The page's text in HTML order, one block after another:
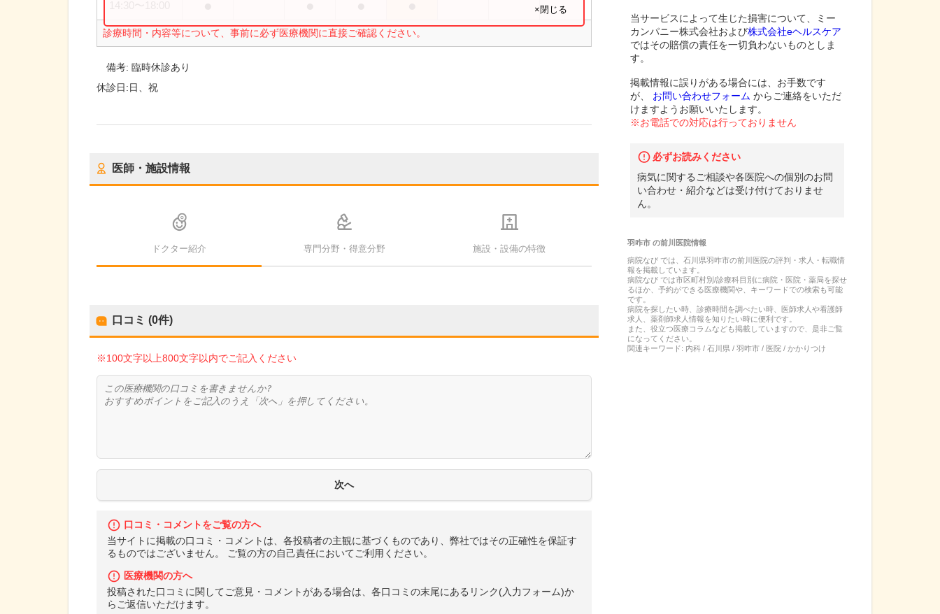
診療時間・内容等について、事前に必ず医療機関に直接ご確認ください。
×閉じる
備考:臨時休診あり
休診日:日、祝
医師・施設情報
ドクター紹介 専門分野・得意分野 施設・設備の特徴
口コミ (0件)
※100文字以上800文字以内でご記入ください
口コミ・コメントをご覧の方へ
当サイトに掲載の口コミ・コメントは、各投稿者の主観に基づくものであり、弊社ではその正確性を保証す
るものではございません。 ご覧の方の自己責任においてご利用ください。
医療機関の方へ
投稿された口コミに関してご意見・コメントがある場合は、各口コミの末尾にあるリンク(入力フォーム)か
らご返信いただけます。
当サービスによって生じた損害について、ミー
カンパニー株式会社および株式会社eヘルスケア
ではその賠償の責任を一切負わないものとしま
す。
掲載情報に誤りがある場合には、お手数です
が、
お問い合わせフォーム からご連絡をいただ
けますようお願いいたします。
※お電話での対応は行っておりません
必ずお読みください
病気に関するご相談や各医院への個別のお問
い合わせ・紹介などは受け付けておりませ
ん。
羽咋市の前川医院情報
病院なび では、 石川県羽咋市の前川医院の評判・求人・転職情
報を掲載しています。
病院なび では市区町村別/診療科目別に病院・医院・薬局を探せ
るほか、予約ができる医療機関や、キーワードでの検索も可能
です。
病院を探したい時、診療時間を調べたい時、医師求人や看護師
求人、薬剤師求人情報を知りたい時に便利です。
また、役立つ医療コラムなども掲載していますので、是非ご覧
になってください。
関連キーワード: 内科 / 石川県 / 羽咋市 / 医院 / かかりつけ